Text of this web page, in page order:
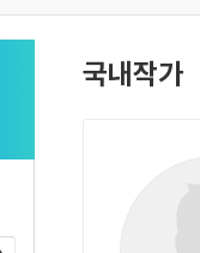
국내작가